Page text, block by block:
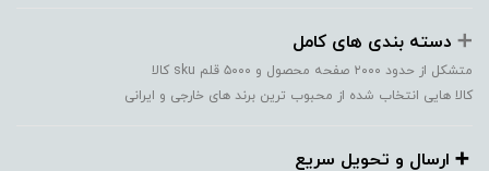
➕️ دسته بندی های کامل
متشکل از حدود ۲۰۰۰ صفحه محصول و ۵۰۰۰ قلم sku کالا
کالا هایی انتخاب شده از محبوب ترین برند های خارجی و ایرانی
➕️ ارسال و تحویل سریع